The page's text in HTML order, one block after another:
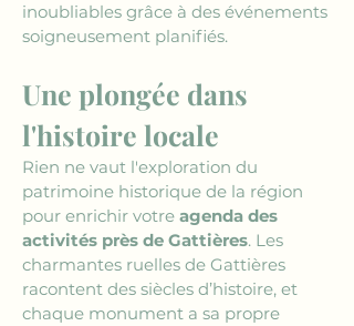
inoubliables grâce à des événements
soigneusement planifiés.
Une plongée dans
l'histoire locale
Rien ne vaut l'exploration du
patrimoine historique de la région
pour enrichir votre agenda des
activités près de Gattières. Les
charmantes ruelles de Gattières
racontent des siècles d’histoire, et
chaque monument a sa propre